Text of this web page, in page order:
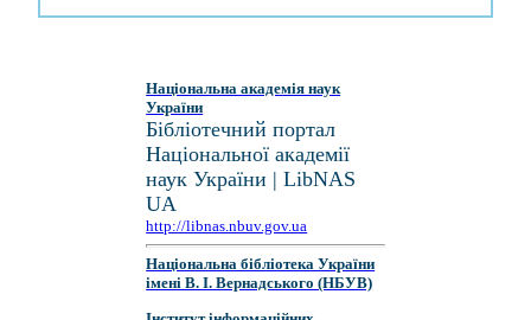
Національна академія наук
України
Бібліотечний портал
Національної академії
наук України | LibNAS
UA
http://libnas.nbuv.gov.ua
Національна бібліотека України
імені В. І. Вернадського (НБУВ)